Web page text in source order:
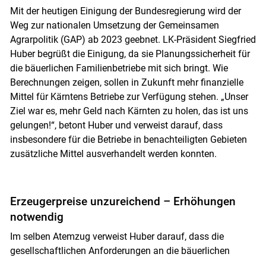
Mit der heutigen Einigung der Bundesregierung wird der
Weg zur nationalen Umsetzung der Gemeinsamen
Agrarpolitik (GAP) ab 2023 geebnet. LK-Präsident Siegfried
Huber begrüßt die Einigung, da sie Planungssicherheit für
die bäuerlichen Familienbetriebe mit sich bringt. Wie
Berechnungen zeigen, sollen in Zukunft mehr finanzielle
Mittel für Kärntens Betriebe zur Verfügung stehen. „Unser
Ziel war es, mehr Geld nach Kärnten zu holen, das ist uns
gelungen!“, betont Huber und verweist darauf, dass
insbesondere für die Betriebe in benachteiligten Gebieten
zusätzliche Mittel ausverhandelt werden konnten.
Erzeugerpreise unzureichend – Erhöhungen
notwendig
Im selben Atemzug verweist Huber darauf, dass die
gesellschaftlichen Anforderungen an die bäuerlichen